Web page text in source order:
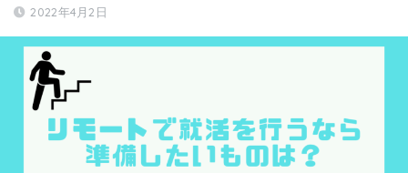
2022年4月2日